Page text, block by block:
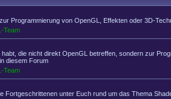
Programmierung von OpenGL, Effekten oder 3D-
Team
die nicht direkt OpenGL betreffen, sondern zur
diesem Forum
Team
Fortgeschrittenen unter Euch rund um das Thema